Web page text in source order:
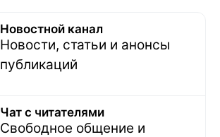
Новостной канал
Новости, статьи и анонсы
публикаций
Чат с читателями
Свободное общение и